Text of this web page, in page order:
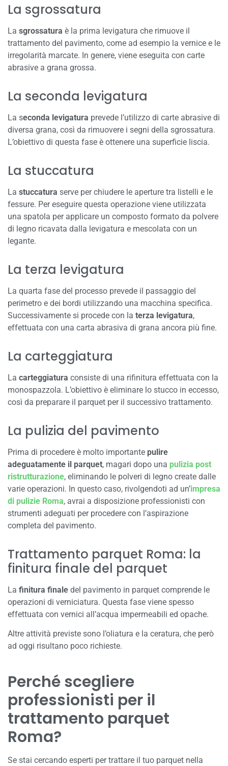
La sgrossatura
La sgrossatura è la prima levigatura che rimuove il
trattamento del pavimento, come ad esempio la vernice e le
irregolarità marcate. In genere, viene eseguita con carte
abrasive a grana grossa.
La seconda levigatura
La seconda levigatura prevede l’utilizzo di carte abrasive di
diversa grana, così da rimuovere i segni della sgrossatura.
L’obiettivo di questa fase è ottenere una superficie liscia.
La stuccatura
La stuccatura serve per chiudere le aperture tra listelli e le
fessure. Per eseguire questa operazione viene utilizzata
una spatola per applicare un composto formato da polvere
di legno ricavata dalla levigatura e mescolata con un
legante.
La terza levigatura
La quarta fase del processo prevede il passaggio del
perimetro e dei bordi utilizzando una macchina specifica.
Successivamente si procede con la terza levigatura,
effettuata con una carta abrasiva di grana ancora più fine.
La carteggiatura
La carteggiatura consiste di una rifinitura effettuata con la
monospazzola. L’obiettivo è eliminare lo stucco in eccesso,
così da preparare il parquet per il successivo trattamento.
La pulizia del pavimento
Prima di procedere è molto importante pulire
adeguatamente il parquet, magari dopo una pulizia post
ristrutturazione, eliminando le polveri di legno create dalle
varie operazioni. In questo caso, rivolgendoti ad un’impresa
di pulizie Roma, avrai a disposizione professionisti con
strumenti adeguati per procedere con l’aspirazione
completa del pavimento.
Trattamento parquet Roma: la
finitura finale del parquet
La finitura finale del pavimento in parquet comprende le
operazioni di verniciatura. Questa fase viene spesso
effettuata con vernici all’acqua impermeabili ed opache.
Altre attività previste sono l’oliatura e la ceratura, che però
ad oggi risultano poco richieste.
Perché scegliere
professionisti per il
trattamento parquet
Roma?
Se stai cercando esperti per trattare il tuo parquet nella